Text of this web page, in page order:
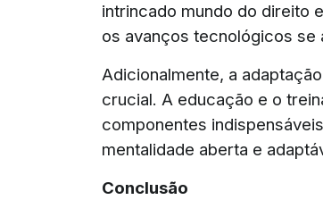
intrincado mundo do direito
os avanços tecnológicos se
Adicionalmente, a
crucial. A educação e o
componentes
mentalidade aberta e
Conclusão